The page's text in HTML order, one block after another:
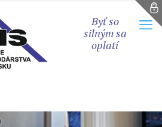
Byť so
silným sa
oplatí